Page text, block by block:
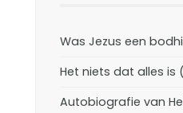
Was Jezus een
Het niets dat alles is
Autobiografie van